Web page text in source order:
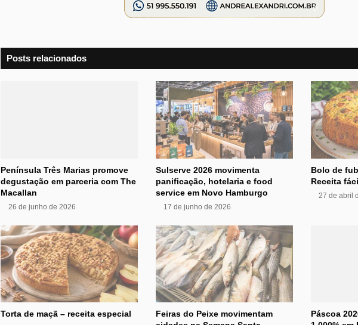
Posts relacionados
Península Três Marias promove
degustação em parceria com The
Macallan
26 de junho de 2026
Sulserve 2026 movimenta
panificação, hotelaria e food
service em Novo Hamburgo
17 de junho de 2026
Bolo de
Receita
27 de abril
Torta de maçã – receita especial
Feiras do Peixe movimentam
Páscoa